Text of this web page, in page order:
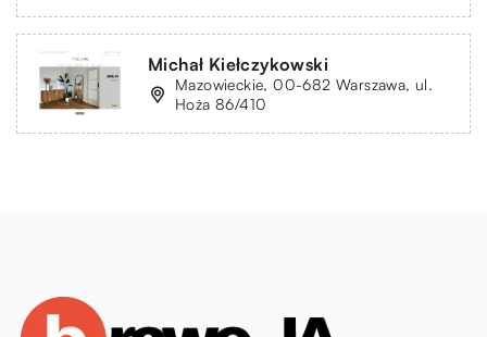
Michał Kiełczykowski
Mazowieckie, 00-682 Warszawa, ul.
Hoża 86/410